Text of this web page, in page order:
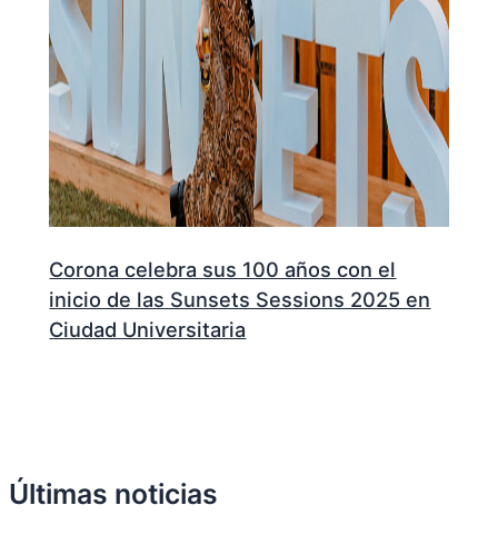
Corona celebra sus 100 años con el
inicio de las Sunsets Sessions 2025 en
Ciudad Universitaria
Últimas noticias